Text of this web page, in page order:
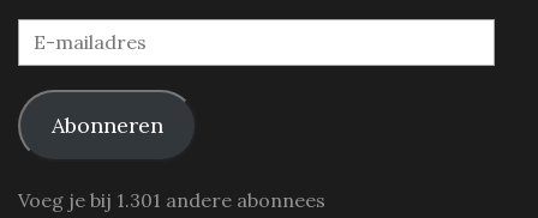
E-
mailadres
Abonneren
Voeg je bij 1.301 andere abonnees